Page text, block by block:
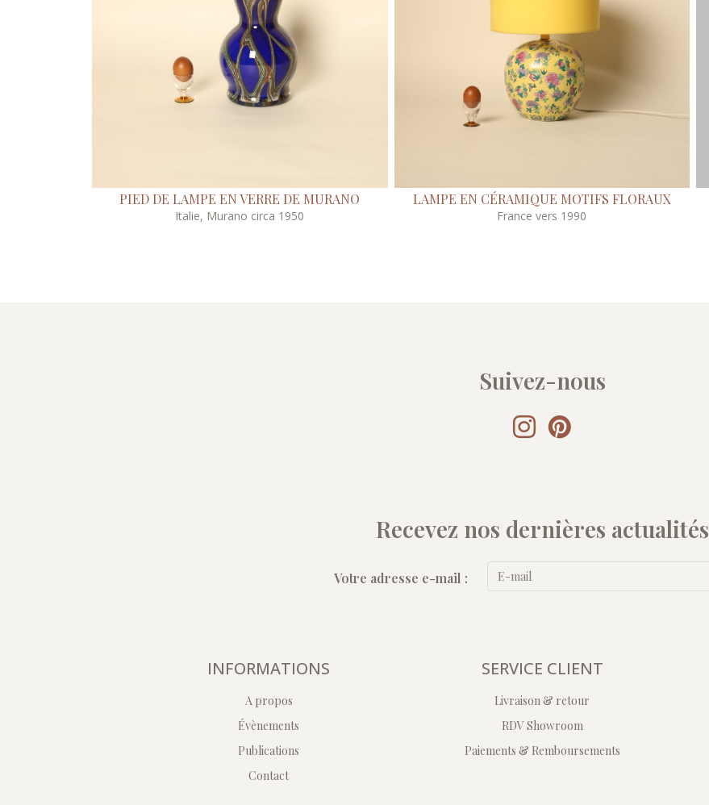
PIED DE LAMPE EN VERRE DE MURANO
Italie, Murano circa 1950
LAMPE EN CÉRAMIQUE MOTIFS FLORAUX
France vers 1990
Suivez-nous
Recevez nos dernières actualités
Votre adresse e-mail :
INFORMATIONS
A propos
Évènements
Publications
Contact
SERVICE CLIENT
Livraison & retour
RDV Showroom
Paiements & Remboursements